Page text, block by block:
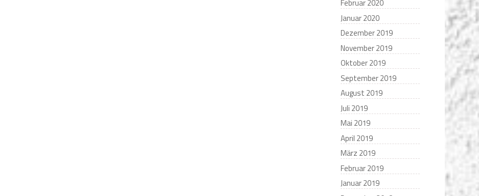
Februar 2020
Januar 2020
Dezember 2019
November 2019
Oktober 2019
September 2019
August 2019
Juli 2019
Mai 2019
April 2019
März 2019
Februar 2019
Januar 2019